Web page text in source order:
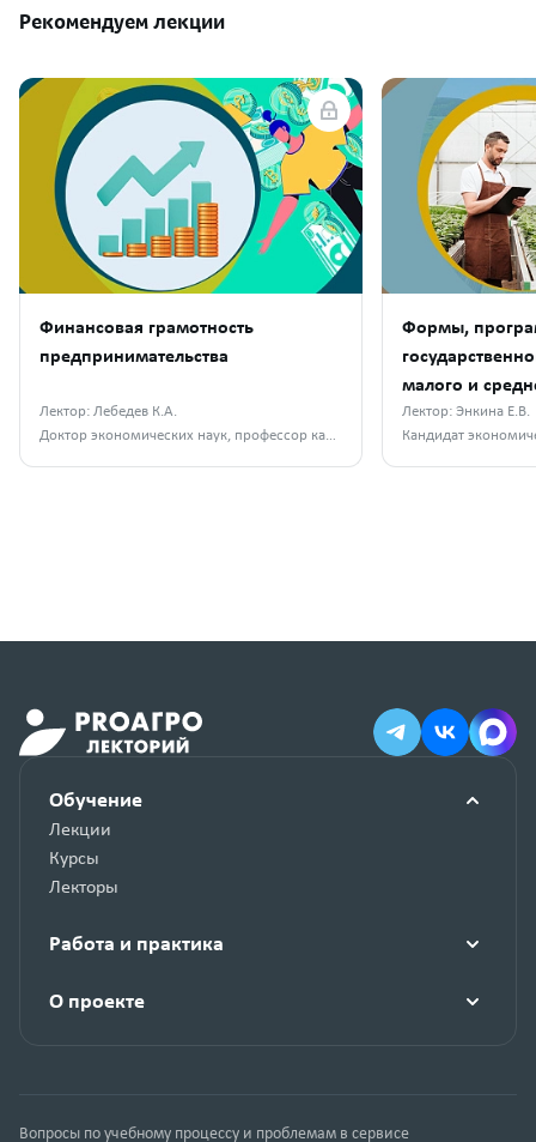
Рекомендуем лекции
Финансовая грамотность
предпринимательства
Лектор: Лебедев К.А.
Доктор экономических наук, профессор кафедры бухгалтерского учета, финансов и налогообложения РГАУ-МСХА им. К. А. Тимирязева
Формы,
малого и
Лектор: Энкина Е.В.
Обучение
Лекции
Курсы
Лекторы
Работа и практика
О проекте
Вопросы по учебному процессу и проблемам в сервисе